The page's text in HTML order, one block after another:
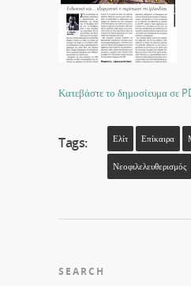
Κατεβάστε το δημοσίευμα σε
Tags: Ελίτ Επίκαιρα
Νεοφιλελευθερισμός
SEARCH